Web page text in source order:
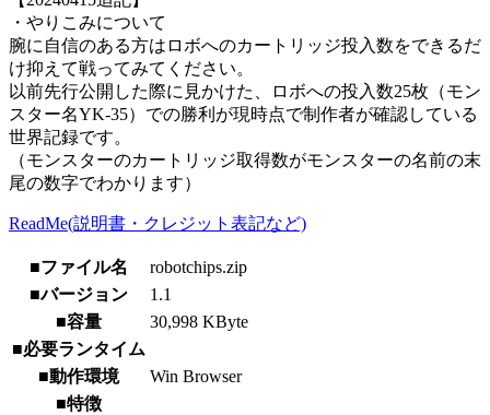
・やりこみについて
腕に自信のある方はロボへのカートリッジ投入数をできるだ
け抑えて戦ってみてください。
以前先行公開した際に見かけた、ロボへの投入数25枚（モン
スター名YK-35）での勝利が現時点で制作者が確認している
世界記録です。
（モンスターのカートリッジ取得数がモンスターの名前の末
尾の数字でわかります）
ReadMe(説明書・クレジット表記など)
■ファイル名
robotchips.zip
■バージョン
1.1
■容量
30,998 KByte
■必要ランタイム
■動作環境
Win Browser
■特徴